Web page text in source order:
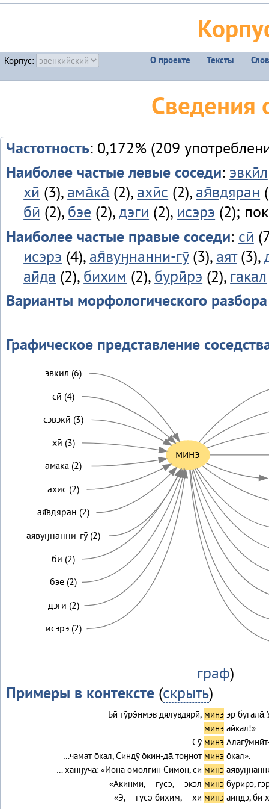
Корпус: О проекте Тексты
Сведения
Частотность: 0,172% (209
Наиболее частые левые соседи: эвкӣл
хӣ (3), ама̄ка̄(2), ахӣс (2), ая̄вдяран
бӣ (2), бэе (2),дэги (2), исэрэ (2);
Наиболее частые правые соседи: сӣ
исэрэ (4), ая̄вуӈнанни-гӯ(3), аят(3),
аӣда (2), бихим (2), бурӣрэ (2), гакал
Варианты морфологического разбора
Графическое представление
минэ
эвкӣл (6)
сӣ (4)
сэвэкӣ (3)
хӣ (3)
ама̄ка̄ (2)
ахӣс (2)
ая̄вдяран (2)
ая̄вуӈнанни-гӯ (2)
бӣ (2)
бэе (2)
дэги (2)
исэрэ (2)
граф)
Примеры в контексте(скрыть)
Бӣ тӯрэ̄нмэв дялувдярӣ, минэ эр бугала̄
минэ айкал!»
Сӯ минэ
…чамат о̄кал, Синдӯ о̄кин-да̄ тоӈнот минэ о̄кал».
… ханӈӯча̄: «Иона омолгин Симон, сӣ минэ
«Акӣнмӣ, — гӯсэ̄, — экэл минэ бурӣрэ,
«Э, — гӯсэ̄ бихим, — хӣ минэ аӣндэ, бӣ